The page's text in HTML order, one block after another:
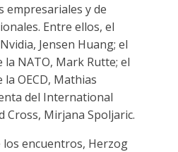
empresariales y de
Entre ellos, el
Jensen Huang; el
NATO, Mark Rutte; el
OECD, Mathias
del International
Cross, Mirjana Spoljaric.
encuentros, Herzog